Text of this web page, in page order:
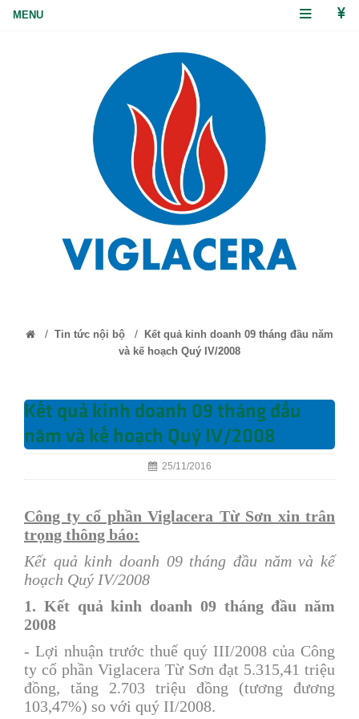
/ Tin tức nội bộ /
Kết quả kinh doanh 09 tháng đầu năm
và kế hoạch Quý IV/2008
Kết quả kinh doanh 09 tháng đầu
năm và kế hoạch Quý IV/2008
25/11/2016
Công ty cổ phần Viglacera Từ Sơn xin trân
trọng thông báo:
Kết quả kinh doanh 09 tháng đầu năm và kế
hoạch Quý IV/2008
1. Kết quả kinh doanh 09 tháng đầu năm
2008
- Lợi nhuận trước thuế quý III/2008 của Công
ty cổ phần Viglacera Từ Sơn đạt 5.315,41 triệu
đồng, tăng 2.703 triệu đồng (tương đương
103,47%) so với quý II/2008.